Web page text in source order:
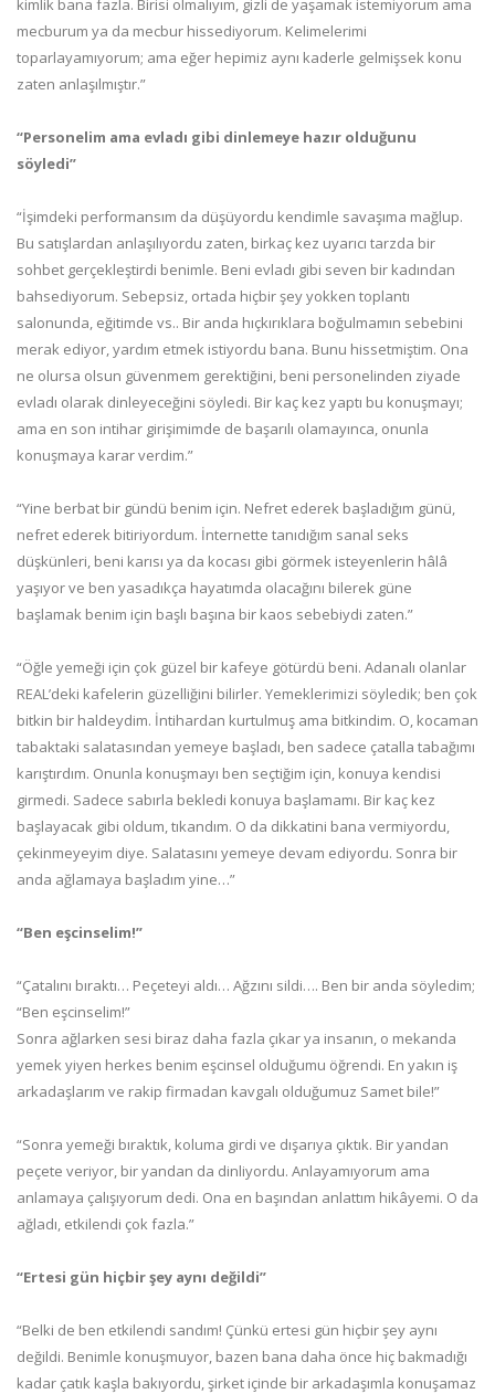
kimlik bana fazla. Birisi olmalıyım, gizli de yaşamak istemiyorum ama
mecburum ya da mecbur hissediyorum. Kelimelerimi
toparlayamıyorum; ama eğer hepimiz aynı kaderle gelmişsek konu
zaten anlaşılmıştır.”
“Personelim ama evladı gibi dinlemeye hazır olduğunu
söyledi”
“İşimdeki performansım da düşüyordu kendimle savaşıma mağlup.
Bu satışlardan anlaşılıyordu zaten, birkaç kez uyarıcı tarzda bir
sohbet gerçekleştirdi benimle. Beni evladı gibi seven bir kadından
bahsediyorum. Sebepsiz, ortada hiçbir şey yokken toplantı
salonunda, eğitimde vs.. Bir anda hıçkırıklara boğulmamın sebebini
merak ediyor, yardım etmek istiyordu bana. Bunu hissetmiştim. Ona
ne olursa olsun güvenmem gerektiğini, beni personelinden ziyade
evladı olarak dinleyeceğini söyledi. Bir kaç kez yaptı bu konuşmayı;
ama en son intihar girişimimde de başarılı olamayınca, onunla
konuşmaya karar verdim.”
“Yine berbat bir gündü benim için. Nefret ederek başladığım günü,
nefret ederek bitiriyordum. İnternette tanıdığım sanal seks
düşkünleri, beni karısı ya da kocası gibi görmek isteyenlerin hâlâ
yaşıyor ve ben yasadıkça hayatımda olacağını bilerek güne
başlamak benim için başlı başına bir kaos sebebiydi zaten.”
“Öğle yemeği için çok güzel bir kafeye götürdü beni. Adanalı olanlar
REAL’deki kafelerin güzelliğini bilirler. Yemeklerimizi söyledik; ben çok
bitkin bir haldeydim. İntihardan kurtulmuş ama bitkindim. O, kocaman
tabaktaki salatasından yemeye başladı, ben sadece çatalla tabağımı
karıştırdım. Onunla konuşmayı ben seçtiğim için, konuya kendisi
girmedi. Sadece sabırla bekledi konuya başlamamı. Bir kaç kez
başlayacak gibi oldum, tıkandım. O da dikkatini bana vermiyordu,
çekinmeyeyim diye. Salatasını yemeye devam ediyordu. Sonra bir
anda ağlamaya başladım yine…”
“Ben eşcinselim!”
“Çatalını bıraktı… Peçeteyi aldı… Ağzını sildi…. Ben bir anda söyledim;
“Ben eşcinselim!”
Sonra ağlarken sesi biraz daha fazla çıkar ya insanın, o mekanda
yemek yiyen herkes benim eşcinsel olduğumu öğrendi. En yakın iş
arkadaşlarım ve rakip firmadan kavgalı olduğumuz Samet bile!”
“Sonra yemeği bıraktık, koluma girdi ve dışarıya çıktık. Bir yandan
peçete veriyor, bir yandan da dinliyordu. Anlayamıyorum ama
anlamaya çalışıyorum dedi. Ona en başından anlattım hikâyemi. O da
ağladı, etkilendi çok fazla.”
“Ertesi gün hiçbir şey aynı değildi”
“Belki de ben etkilendi sandım! Çünkü ertesi gün hiçbir şey aynı
değildi. Benimle konuşmuyor, bazen bana daha önce hiç bakmadığı
kadar çatık kaşla bakıyordu, şirket içinde bir arkadaşımla konuşamaz